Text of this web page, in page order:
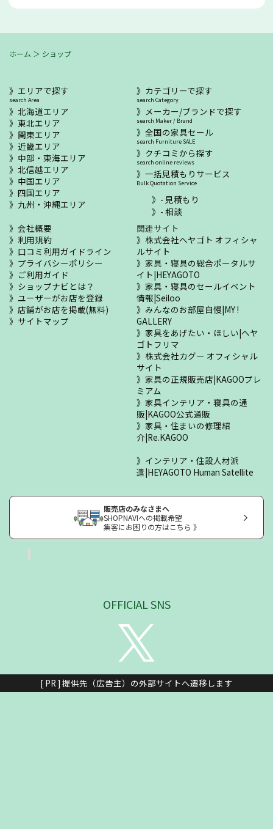
ホーム ＞ ショップ
エリアで探す
search Area
北海道エリア
東北エリア
関東エリア
近畿エリア
中部・東海エリア
北信越エリア
中国エリア
四国エリア
九州・沖縄エリア
カテゴリーで探す
search Category
メーカー/ブランドで探す
search Maker / Brand
全国の家具セール
search Furniture SALE
クチコミから探す
search online reviews
一括見積もりサービス
Bulk Quotation Service
- 見積もり
- 相談
会社概要
利用規約
口コミ利用ガイドライン
プライバシーポリシー
ご利用ガイド
ショップナビとは？
ユーザーがお店を登録
店舗がお店を掲載(無料)
サイトマップ
関連サイト
株式会社ヘヤゴト オフィシャ
ルサイト
家具・寝具の総合ポータルサ
イト|HEYAGOTO
家具・寝具のセールイベント
情報|Seiloo
みんなのお部屋自慢|MY !
GALLERY
家具をあげたい・ほしい|ヘヤ
ゴトフリマ
株式会社カグー オフィシャル
サイト
家具の正規販売店|KAGOOプレ
ミアム
家具インテリア・寝具の通
販|KAGOO公式通販
家具・住まいの修理紹
介|Re.KAGOO
インテリア・住設人材派
遣|HEYAGOTO Human Satellite
販売店のみなさまへ
SHOPNAVIへの掲載希望
集客にお困りの方はこちら 》
OFFICIAL SNS
[ PR ] 提供先（広告主）の外部サイトへ遷移します